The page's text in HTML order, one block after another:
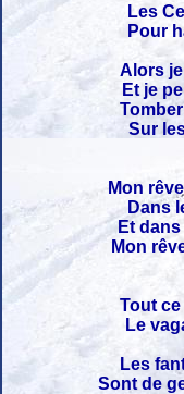
Les
Pour
Alors
Et je
Sur
Mon
Dans
Et
Mon
Tout
Le
Les
Sont de